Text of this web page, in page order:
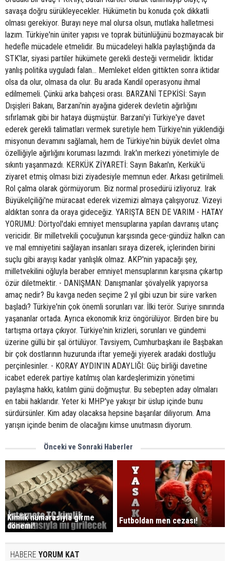
savaşa doğru sürükleyecekler. Hükümetin bu konuda çok dikkatli
olması gerekiyor. Burayı neye mal olursa olsun, mutlaka halletmesi
lazım. Türkiye'nin üniter yapısı ve toprak bütünlüğünü bozmayacak bir
hedefle mücadele etmelidir. Bu mücadeleyi halkla paylaştığında da
STK'lar, siyasi partiler hükümete gerekli desteği vermelidir. İktidar
yanlış politika uyguladı falan... Memleket elden gittikten sonra iktidar
olsa da olur, olmasa da olur. Bu arada Kandil operasyonu ihmal
edilmemeli. Çünkü arka bahçesi orası. BARZANİ TEPKİSİ: Sayın
Dışişleri Bakanı, Barzani'nin ayağına giderek devletin ağırlığını
sıfırlamak gibi bir hataya düşmüştür. Barzani'yi Türkiye'ye davet
ederek gerekli talimatları vermek suretiyle hem Türkiye'nin yüklendiği
misyonun devamını sağlamalı, hem de Türkiye'nin büyük devlet olma
özelliğiyle ağırlığını koruması lazımdı. Irak'ın merkezi yönetimiyle de
sıkıntı yaşanmazdı. KERKÜK ZİYARETİ: Sayın Bakan'ın, Kerkük'ü
ziyaret etmiş olması bizi ziyadesiyle memnun eder. Arkası getirilmeli.
Rol çalma olarak görmüyorum. Biz normal prosedürü izliyoruz. Irak
Büyükelçiliği'ne müracaat ederek vizemizi almaya çalışıyoruz. Vizeyi
aldıktan sonra da oraya gideceğiz. YARIŞTA BEN DE VARIM - HATAY
YORUMU: Dörtyol'daki emniyet mensuplarına yapılan davranış utanç
vericidir. Bir milletvekili çocuğunun karşısında gece-gündüz halkın can
ve mal emniyetini sağlayan insanları sıraya dizerek, içlerinden birini
suçlu gibi arayışı kadar yanlışlık olmaz. AKP'nin yapacağı şey,
milletvekilini oğluyla beraber emniyet mensuplarının karşısına çıkartıp
özür diletmektir. - DANIŞMAN: Danışmanlar şövalyelik yapıyorsa
amaç nedir? Bu kavga neden seçime 2 yıl gibi uzun bir süre varken
başladı? Türkiye'nin çok önemli sorunları var. İlki terör. Suriye sınırında
yaşananlar ortada. Ayrıca ekonomik kriz öngörülüyor. Birden bire bu
tartışma ortaya çıkıyor. Türkiye'nin krizleri, sorunları ve gündemi
üzerine güllü bir şal örtülüyor. Tavsiyem, Cumhurbaşkanı ile Başbakan
bir çok dostlarının huzurunda iftar yemeği yiyerek aradaki dostluğu
perçinlesinler. - KORAY AYDIN'IN ADAYLIĞI: Güç birliği davetine
icabet ederek partiye katılmış olan kardeşlerimizin yönetimi
paylaşma hakkı, katılım günü doğmuştur. Bu sebepten aday olmaları
en tabii haklarıdır. Yeter ki MHP'ye yakışır bir üslup içinde bunu
sürdürsünler. Kim aday olacaksa hepsine başarılar diliyorum. Ama
yarışın içinde benim de olacağını kimse unutmasın diyorum.
Önceki ve Sonraki Haberler
Kimlik numarasıyla girme
dönemi!
Futboldan men cezası!
HABERE YORUM KAT